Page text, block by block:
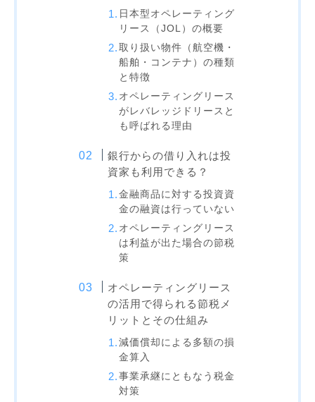
日本型オペレーティング
リース（JOL）の概要
取り扱い物件（航空機・
船舶・コンテナ）の種類
と特徴
オペレーティングリース
がレバレッジドリースと
も呼ばれる理由
銀行からの借り入れは投
資家も利用できる？
金融商品に対する投資資
金の融資は行っていない
オペレーティングリース
は利益が出た場合の節税
策
オペレーティングリース
の活用で得られる節税メ
リットとその仕組み
減価償却による多額の損
金算入
事業承継にともなう税金
対策